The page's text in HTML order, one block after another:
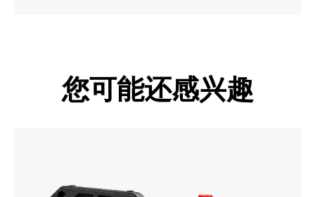
您可能还感兴趣